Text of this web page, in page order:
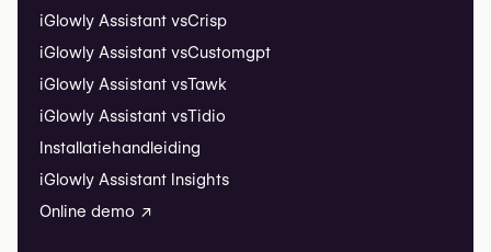
iGlowly Assistant vsCrisp
iGlowly Assistant vsCustomgpt
iGlowly Assistant vsTawk
iGlowly Assistant vsTidio
Installatiehandleiding
iGlowly Assistant Insights
Online demo ↗